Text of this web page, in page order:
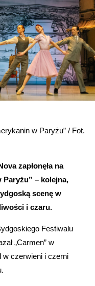
w Paryżu” / Fot.
zapłonęła na
– kolejna,
scenę w
i czaru.
Festiwalu
„Carmen” w
w czerwieni i czerni